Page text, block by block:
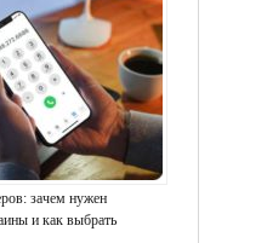
зачем нужен
и как выбрать